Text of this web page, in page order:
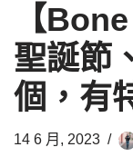
【
聖誕節
個，有
14 6 月, 2023